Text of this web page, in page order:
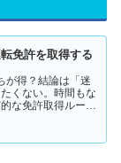
免許を取得する
が得？結論は「迷
くない。時間もな
な免許取得ルー